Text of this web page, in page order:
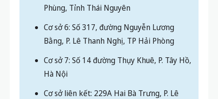
Phùng, Tỉnh Thái Nguyên
Cơ sở 6: Số 317, đường Nguyễn Lương
Bằng, P. Lê Thanh Nghị, TP Hải Phòng
Cơ sở 7: Số 14 đường Thụy Khuê, P. Tây Hồ,
Hà Nội
Cơ sở liên kết: 229A Hai Bà Trưng, P. Lê